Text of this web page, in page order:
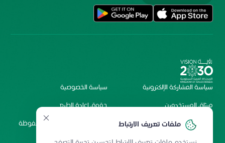
ملفات تعريف الارتباط
سياسة المشاركة الإلكترونية
سياسة الخصوصية
ميثاق المستخدمين
حقوق إعادة الطبع
شروط الاستخدام
2026 جميع الحقوق محفوظة